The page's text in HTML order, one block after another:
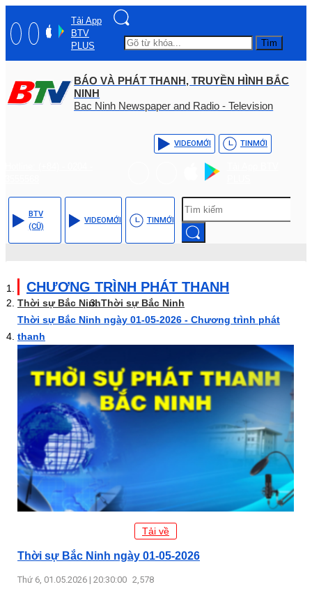
Tải App
BTV
PLUS
Tìm
BÁO VÀ PHÁT THANH, TRUYỀN HÌNH BẮC
NINH
Bac Ninh Newspaper and Radio - Television
VIDEOMỚI TINMỚI
BTV
(CŨ)
VIDEOMỚI TINMỚI
CHƯƠNG TRÌNH PHÁT THANH
Thời sự Bắc NinhThời sự Bắc Ninh
Thời sự Bắc Ninh ngày 01-05-2026 - Chương trình phát
thanh
Tải về
Thời sự Bắc Ninh ngày 01-05-2026
Thứ 6, 01.05.2026 | 20:30:00 2,578